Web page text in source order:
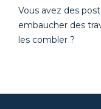
Vous avez des
embaucher des
les combler ?